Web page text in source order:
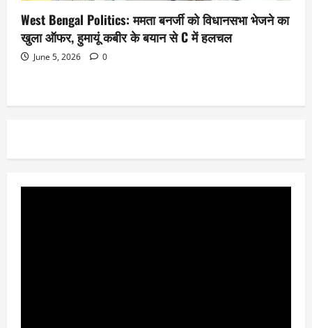
West Bengal Politics: ममता बनर्जी को विधानसभा भेजने का
खुला ऑफर, हुमायूं कबीर के बयान से C में हलचल
June 5, 2026 0